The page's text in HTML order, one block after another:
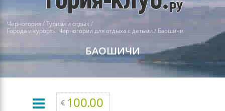
Черногория/Туризм и отдых/
Города и курорты Черногории для отдыха с детьми / Баошичи
БАОШИЧИ
100.00